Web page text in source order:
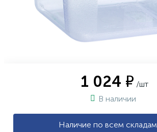
1 024 ₽ /шт
В наличии
Наличие по всем складам